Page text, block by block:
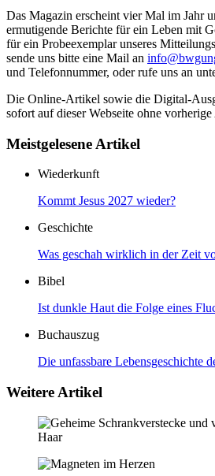
Das Magazin erscheint vier Mal im Jahr
ermutigende Berichte für ein Leben mit
für ein Probeexemplar unseres
sende uns bitte eine Mail an
und Telefonnummer, oder rufe uns an
Die Online-Artikel sowie die Digital-
sofort auf dieser Webseite ohne
Meistgelesene Artikel
Wiederkunft
Kommt Jesus 2027 wieder?
Geschichte
Was geschah wirklich in der Zeit
Bibel
Ist dunkle Haut die Folge eines
Buchauszug
Die unfassbare Lebensgeschichte
Weitere Artikel